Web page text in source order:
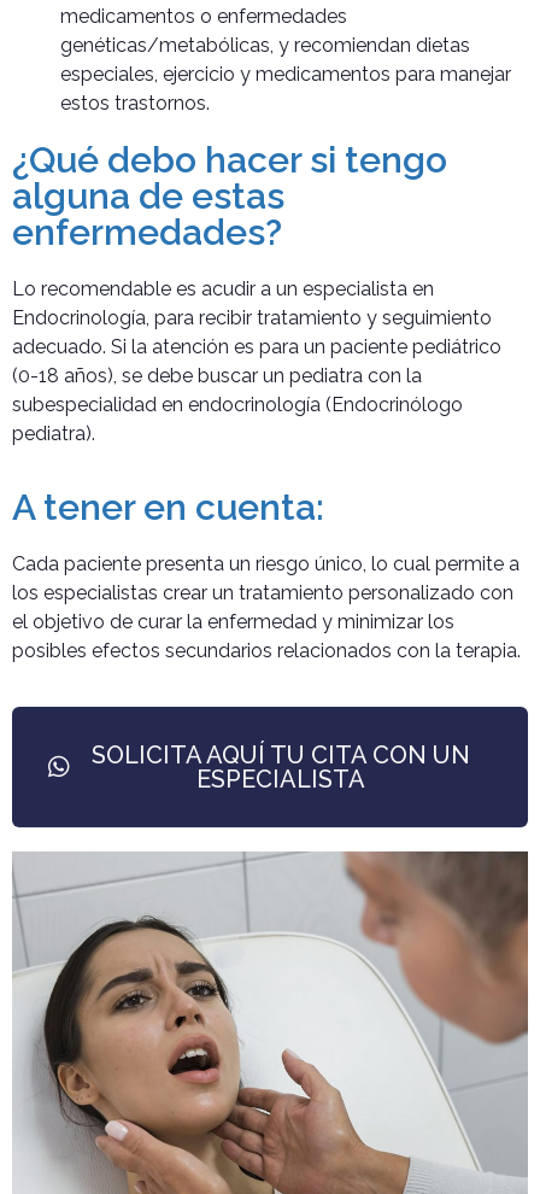
medicamentos o enfermedades
genéticas/metabólicas, y recomiendan dietas
especiales, ejercicio y medicamentos para manejar
estos trastornos.
¿Qué debo hacer si tengo
alguna de estas
enfermedades?
Lo recomendable es acudir a un especialista en
Endocrinología, para recibir tratamiento y seguimiento
adecuado. Si la atención es para un paciente pediátrico
(0-18 años), se debe buscar un pediatra con la
subespecialidad en endocrinología (Endocrinólogo
pediatra).
A tener en cuenta:
Cada paciente presenta un riesgo único, lo cual permite a
los especialistas crear un tratamiento personalizado con
el objetivo de curar la enfermedad y minimizar los
posibles efectos secundarios relacionados con la terapia.
SOLICITA AQUÍ TU CITA CON UN
ESPECIALISTA